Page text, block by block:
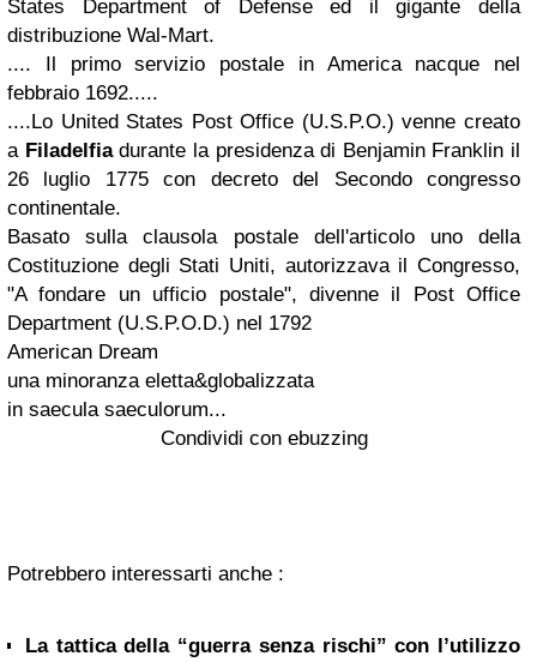
States Department of Defense ed il gigante della
distribuzione Wal-Mart.
.... Il primo servizio postale in America nacque nel
febbraio 1692.....
....Lo United States Post Office (U.S.P.O.) venne creato
a Filadelfiadurante la presidenza di Benjamin Franklin il
26 luglio 1775con decreto del Secondo congresso
continentale.
Basato sulla clausola postale dell'articolo uno della
Costituzione degli Stati Uniti, autorizzava il Congresso,
"A fondare un ufficio postale", divenne il Post Office
Department (U.S.P.O.D.) nel 1792
American Dream
una minoranza eletta&globalizzata
in saecula saeculorum...
Condividi con ebuzzing
Potrebbero interessarti anche :
La tattica della “guerra senza rischi” con l’utilizzo